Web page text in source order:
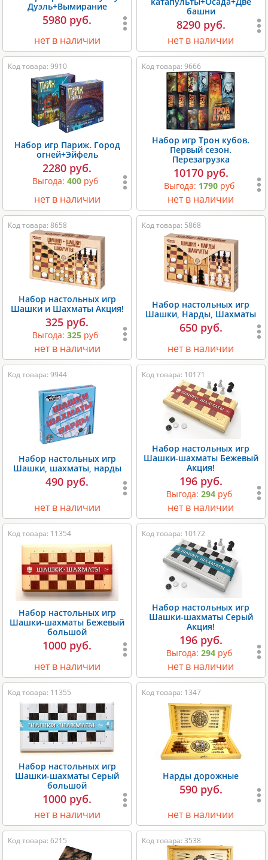
Дуэль+Вымирание
5980 руб.
нет в наличии
башни
8290 руб.
нет в наличии
Код товара: 9910
Набор игр Париж. Город
огней+Эйфель
2280 руб.
Выгода:400 руб
нет в наличии
Код товара: 9666
Набор игр Трон кубов.
Первый сезон.
Перезагрузка
10170 руб.
Выгода: 1790руб
нет в наличии
Код товара: 8658
Набор настольных игр
Шашки и Шахматы Акция!
325 руб.
Выгода:325 руб
нет в наличии
Код товара: 5868
Набор настольных игр
Шашки, Нарды, Шахматы
650 руб.
нет в наличии
Код товара: 9944
Набор настольных игр
Шашки, шахматы, нарды
490 руб.
нет в наличии
Код товара: 10171
Набор настольных игр
Шашки-шахматы Бежевый
Акция!
196 руб.
Выгода: 294руб
нет в наличии
Код товара: 11354
Набор настольных игр
Шашки-шахматы Бежевый
большой
1000 руб.
нет в наличии
Код товара: 10172
Набор настольных игр
Шашки-шахматы Серый
Акция!
196 руб.
Выгода: 294руб
нет в наличии
Код товара: 11355
Набор настольных игр
Шашки-шахматы Серый
большой
1000 руб.
нет в наличии
Код товара: 1347
Нарды дорожные
590 руб.
нет в наличии
Код товара: 6215 Код товара: 3538